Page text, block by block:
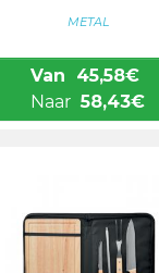
METAL
Van 45,58€
Naar 58,43€